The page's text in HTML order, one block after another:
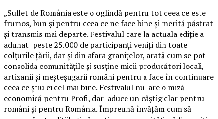
„Suflet de România este o oglindă pentru tot ceea ce este
frumos, bun și pentru ceea ce ne face bine și merită păstrat
și transmis mai departe. Festivalul care la actuala ediție a
adunat peste 25.000 de participanți veniți din toate
colțurile țării, dar și din afara granițelor, arată cum se pot
consolida comunitățile și susține micii producători locali,
artizanii și meșteșugarii români pentru a face în continuare
ceea ce știu ei cel mai bine. Festivalul nu are o miză
economică pentru Profi, dar aduce un câștig clar pentru
români și pentru România. Împreună învățăm cum să